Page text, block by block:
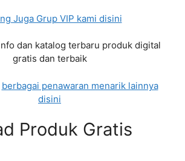
Juga Grup VIP kami disini
dan katalog terbaru produk digital
gratis dan terbaik
berbagai penawaran menarik lainnya
disini
Produk Gratis